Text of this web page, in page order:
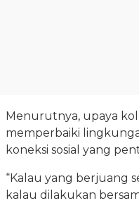
Menurutnya, upaya
memperbaiki
koneksi sosial yang
“Kalau yang berjuang
kalau dilakukan